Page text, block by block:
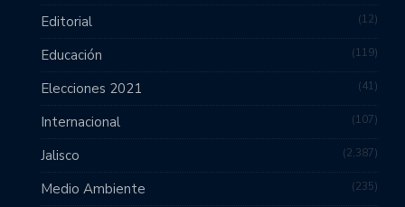
Editorial 12
Educación 119
Elecciones 2021 41
Internacional 107
Jalisco 2,387
Medio Ambiente 235